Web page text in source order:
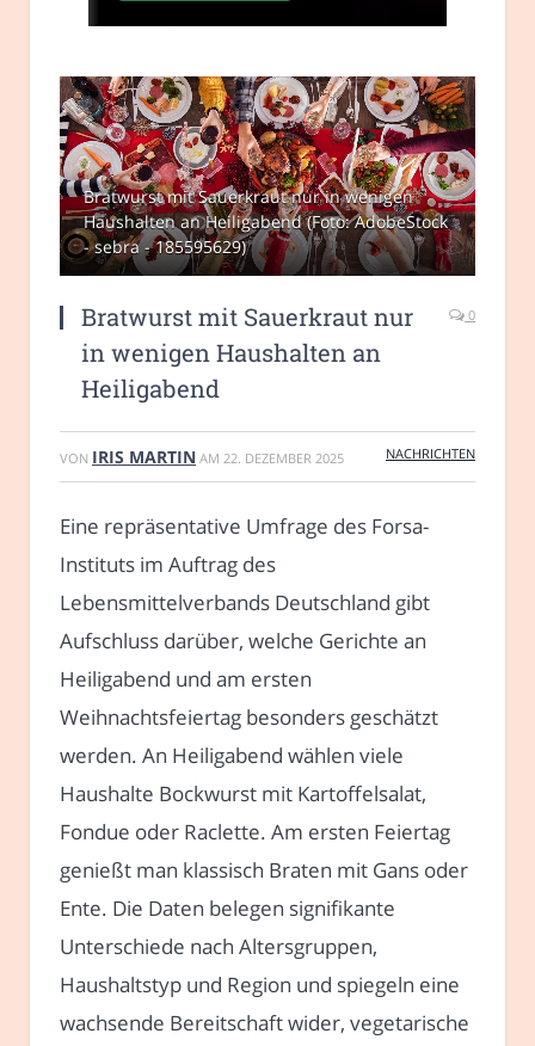
Bratwurst mit Sauerkraut nur in wenigen
Haushalten an Heiligabend (Foto: AdobeStock
- sebra - 185595629)
Bratwurst mit Sauerkraut nur
in wenigen Haushalten an
Heiligabend
0
VON IRIS MARTIN AM 22. DEZEMBER 2025 NACHRICHTEN
Eine repräsentative Umfrage des Forsa-
Instituts im Auftrag des
Lebensmittelverbands Deutschland gibt
Aufschluss darüber, welche Gerichte an
Heiligabend und am ersten
Weihnachtsfeiertag besonders geschätzt
werden. An Heiligabend wählen viele
Haushalte Bockwurst mit Kartoffelsalat,
Fondue oder Raclette. Am ersten Feiertag
genießt man klassisch Braten mit Gans oder
Ente. Die Daten belegen signifikante
Unterschiede nach Altersgruppen,
Haushaltstyp und Region und spiegeln eine
wachsende Bereitschaft wider, vegetarische